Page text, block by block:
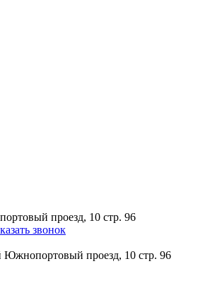
проезд, 10 стр. 96
звонок
Южнопортовый проезд, 10 стр. 96